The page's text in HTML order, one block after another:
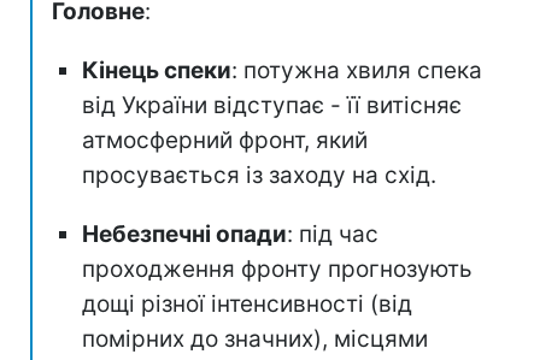
Головне:
Кінець спеки: потужна хвиля спека
від України відступає - її витісняє
атмосферний фронт, який
просувається із заходу на схід.
Небезпечні опади: під час
проходження фронту прогнозують
дощі різної інтенсивності (від
помірних до значних), місцями